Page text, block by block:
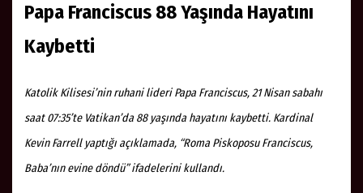
Papa Franciscus 88 Yaşında Hayatını
Kaybetti
Katolik Kilisesi’nin ruhani lideri Papa Franciscus, 21 Nisan sabahı
saat 07:35’te Vatikan’da 88 yaşında hayatını kaybetti. Kardinal
Kevin Farrell yaptığı açıklamada, “Roma Piskoposu Franciscus,
Baba’nın evine döndü” ifadelerini kullandı.